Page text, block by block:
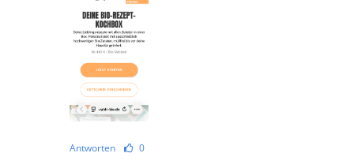
Antworten 0